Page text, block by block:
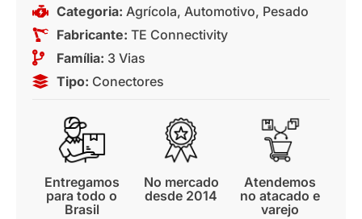
Categoria: Agrícola, Automotivo, Pesado
Fabricante: TE Connectivity
Família: 3 Vias
Tipo: Conectores
Entregamos
para todo o
Brasil
No mercado
desde 2014
Atendemos
no atacado e
varejo